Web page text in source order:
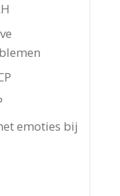
emoties bij